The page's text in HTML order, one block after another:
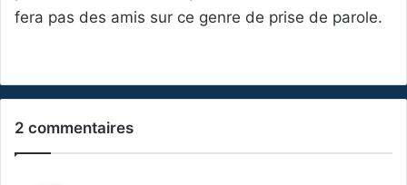
fera pas des amis sur ce genre de prise de parole.
2 commentaires